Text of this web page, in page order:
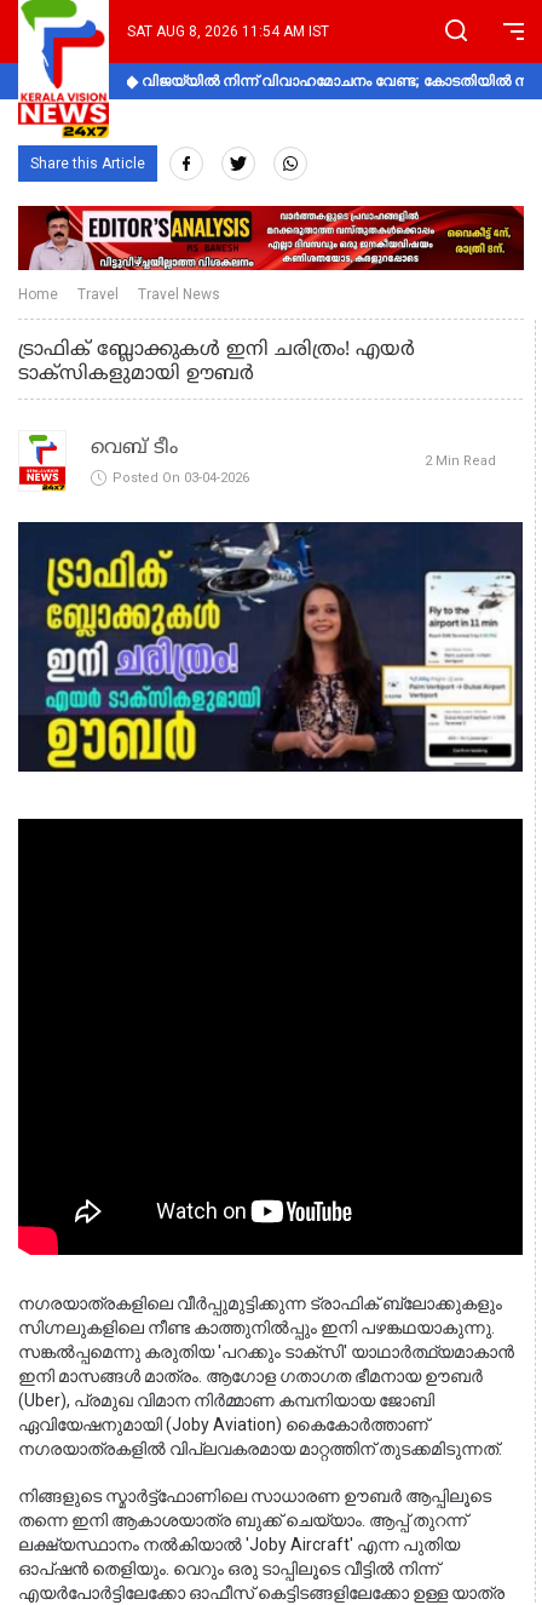
SAT AUG 8, 2026 11:54 AM IST
വിജയ്‌യിൽ നിന്ന് വിവാഹമോചനം വേണ്ട; കോടതിയിൽ
Share this Article
Home Travel Travel News
ട്രാഫിക് ബ്ലോക്കുകൾ ഇനി ചരിത്രം! എയർ
ടാക്സികളുമായി ഊബർ
വെബ് ടീം
Posted On 03-04-2026
2 Min Read
നഗരയാത്രകളിലെ വീർപ്പുമുട്ടിക്കുന്ന ട്രാഫിക് ബ്ലോക്കുകളും
സിഗ്നലുകളിലെ നീണ്ട കാത്തുനിൽപ്പും ഇനി പഴങ്കഥയാകുന്നു.
സങ്കൽപ്പമെന്നു കരുതിയ 'പറക്കും ടാക്സി' യാഥാർത്ഥ്യമാകാൻ
ഇനി മാസങ്ങൾ മാത്രം. ആഗോള ഗതാഗത ഭീമനായ ഊബർ
(Uber), പ്രമുഖ വിമാന നിർമ്മാണ കമ്പനിയായ ജോബി
ഏവിയേഷനുമായി (Joby Aviation) കൈകോർത്താണ്
നഗരയാത്രകളിൽ വിപ്ലവകരമായ മാറ്റത്തിന് തുടക്കമിടുന്നത്.
നിങ്ങളുടെ സ്മാർട്ട്‌ഫോണിലെ സാധാരണ ഊബർ ആപ്പിലൂടെ
തന്നെ ഇനി ആകാശയാത്ര ബുക്ക് ചെയ്യാം. ആപ്പ് തുറന്ന്
ലക്ഷ്യസ്ഥാനം നൽകിയാൽ 'Joby Aircraft' എന്ന പുതിയ
ഓപ്ഷൻ തെളിയും. വെറും ഒരു ടാപ്പിലൂടെ വീട്ടിൽ നിന്ന്
എയർപോർട്ടിലേക്കോ ഓഫീസ് കെട്ടിടങ്ങളിലേക്കോ ഉള്ള യാത്ര